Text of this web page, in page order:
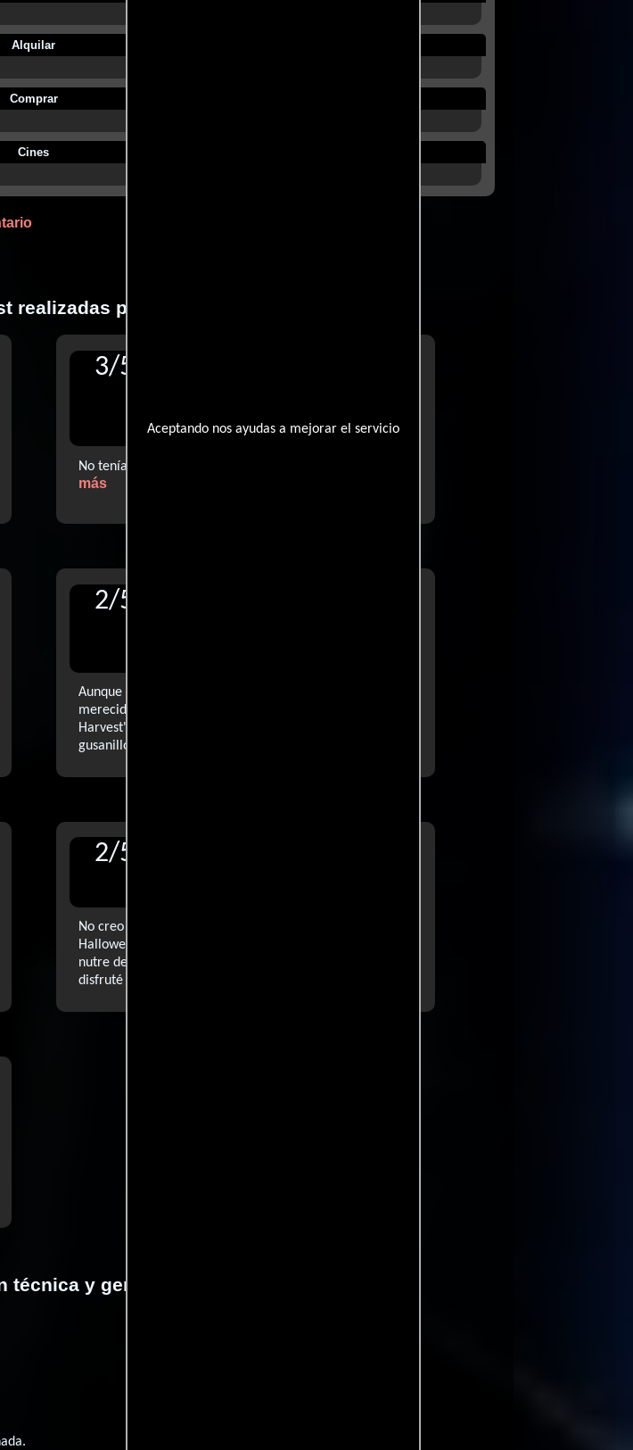
Aceptando nos ayudas a mejorar el servicio
Alquilar
Comprar
Cines
realizadas por profesionales
3/5
No tenía muchas expectativas pero me encantó (...)
más
2/5
Aunque las películas de ese tipo tienen sin duda su
merecido y apreciado espacio esta temporada, 'Dark
Harvest' simplemente pretende saciar el espeluznante
gusanillo otoñal (...)
2/5
No creo que nadie la considere un nuevo clásico de
Halloween, pero sin duda es una experiencia que se
nutre de buenas vibraciones. No me encantó pero sí
disfruté con la tensión
técnica y general